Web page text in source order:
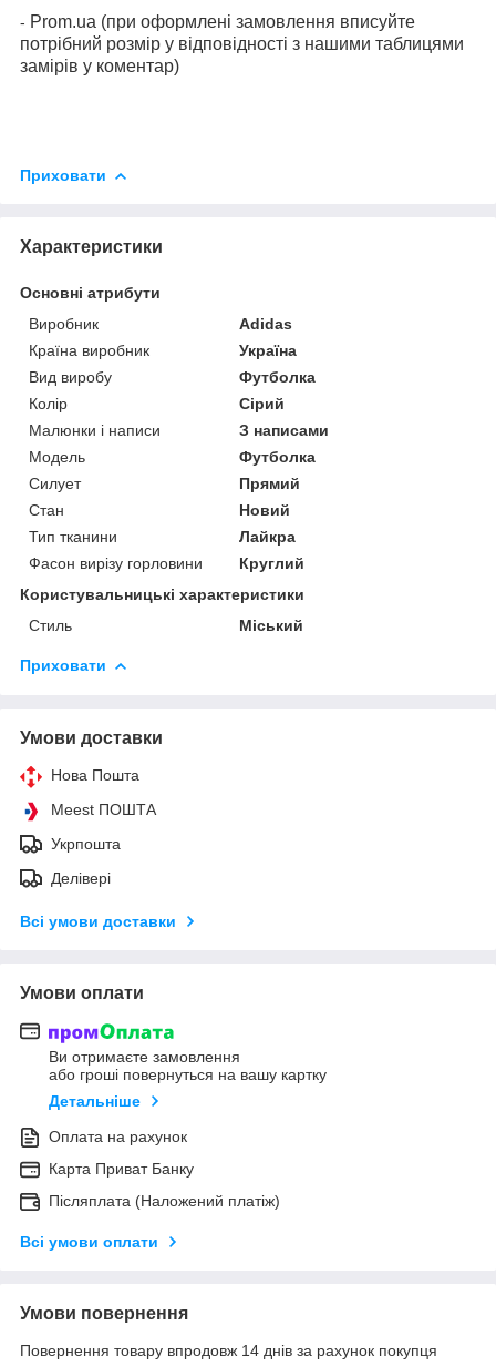
- Prom.ua (при оформлені замовлення вписуйте
потрібний розмір у відповідності з нашими таблицями
замірів у коментар)
Приховати
Характеристики
Основні атрибути
Виробник
Adidas
Країна виробник
Україна
Вид виробу
Футболка
Колір
Сірий
Малюнки і написи
З написами
Модель
Футболка
Силует
Прямий
Стан
Новий
Тип тканини
Лайкра
Фасон вирізу горловини
Круглий
Користувальницькі характеристики
Стиль
Міський
Приховати
Умови доставки
Нова Пошта
Meest ПОШТА
Укрпошта
Делівері
Всі умови доставки
Умови оплати
Ви отримаєте замовлення
або гроші повернуться на вашу картку
Детальніше
Оплата на рахунок
Карта Приват Банку
Післяплата (Наложений платіж)
Всі умови оплати
Умови повернення
Повернення товару впродовж 14 днів за рахунок покупця